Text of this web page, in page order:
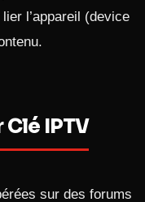
l’appareil (device
IPTV
sur des forums